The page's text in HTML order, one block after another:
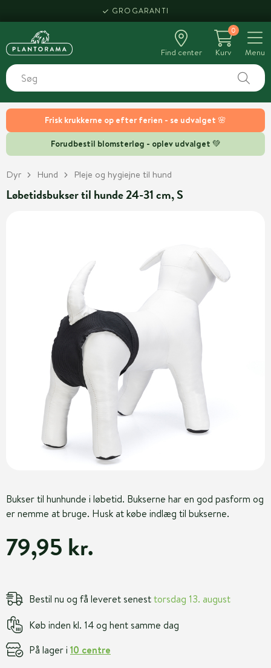
Frisk krukkerne op efter ferien - se udvalget 🌸
Forudbestil blomsterløg - oplev udvalget 💚
GROGARANTI
Find center
0
Kurv
Menu
Dyr Hund Pleje og hygiejne til hund
Løbetidsbukser til hunde 24-31 cm, S
Bukser til hunhunde i løbetid. Bukserne har en god pasform og
er nemme at bruge. Husk at købe indlæg til bukserne.
79,95 kr.
Bestil nu og få leveret senesttorsdag 13. august
Køb inden kl. 14 og hent samme dag
På lager i 10 centre